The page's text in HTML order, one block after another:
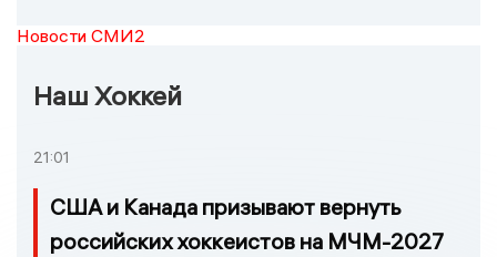
Новости СМИ2
Наш Хоккей
21:01
США и Канада призывают вернуть
российских хоккеистов на МЧМ-2027